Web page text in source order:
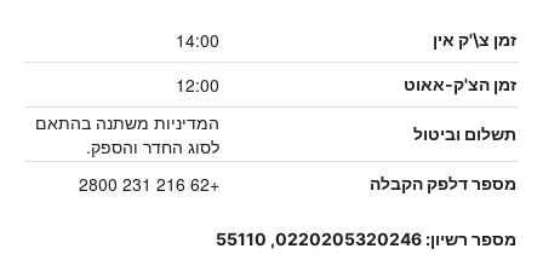
זמן צ\'ק אין 14:00
זמן הצ'ק-אאוט 12:00
תשלום וביטול
המדיניות משתנה בהתאם
לסוג החדר והספק.
מספר דלפק הקבלה +62 216 231 2800
מספר רשיון: 0220205320246, 55110